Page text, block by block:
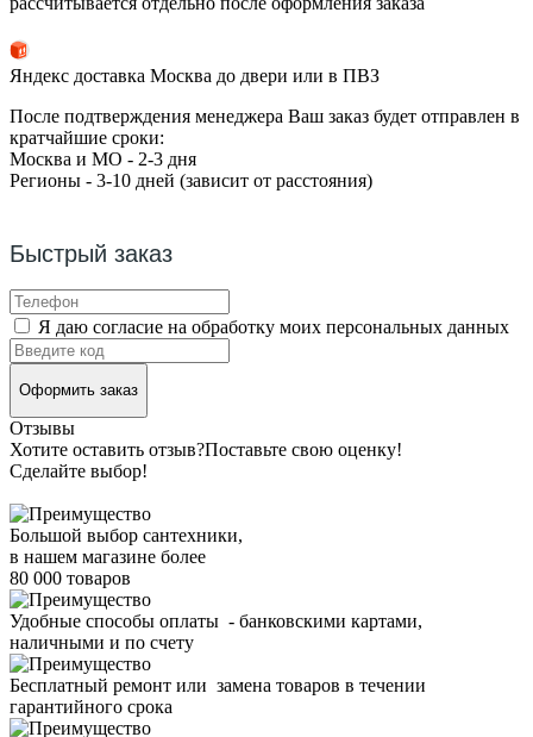
Яндекс доставка Москва до двери или в ПВЗ
После подтверждения менеджера Ваш заказ будет отправлен в
кратчайшие сроки:
Москва и МО - 2-3 дня
Регионы - 3-10 дней (зависит от расстояния)
Быстрый заказ
Я даю согласие на обработку моих персональных данных
Оформить заказ
Отзывы
Хотите оставить отзыв?Поставьте свою оценку!
Сделайте выбор!
Большой выбор сантехники,
в нашем магазине более
80 000 товаров
Удобные способы оплаты - банковскими картами,
наличными и по счету
Бесплатный ремонт или замена товаров в течении
гарантийного срока